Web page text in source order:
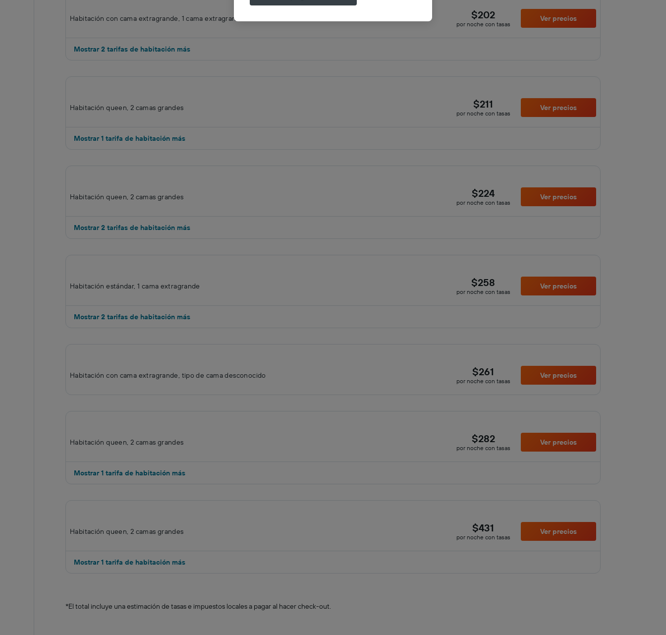
Habitación con cama extragrande, 1 cama extragrande $202
por noche con tasas
Ver precios
Mostrar 2 tarifas de habitación más
Habitación queen, 2 camas grandes $211
por noche con tasas
Ver precios
Mostrar 1 tarifa de habitación más
Habitación queen, 2 camas grandes $224
por noche con tasas
Ver precios
Mostrar 2 tarifas de habitación más
Habitación estándar, 1 cama extragrande $258
por noche con tasas
Ver precios
Mostrar 2 tarifas de habitación más
Habitación con cama extragrande, tipo de cama desconocido $261
por noche con tasas
Ver precios
Habitación queen, 2 camas grandes $282
por noche con tasas
Ver precios
Mostrar 1 tarifa de habitación más
Habitación queen, 2 camas grandes $431
por noche con tasas
Ver precios
Mostrar 1 tarifa de habitación más
*El total incluye una estimación de tasas e impuestos locales a pagar al hacer check-out.